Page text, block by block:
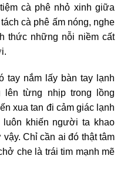
cà phê nhỏ xinh giữa
cà phê ấm nóng, nghe
thức những nỗi niềm cất
tay nắm lấy bàn tay lạnh
lên từng nhịp trong lồng
xua tan đi cảm giác lạnh
luôn khiến người ta khao
Chỉ cần ai đó thật tâm
che là trái tim mạnh mẽ